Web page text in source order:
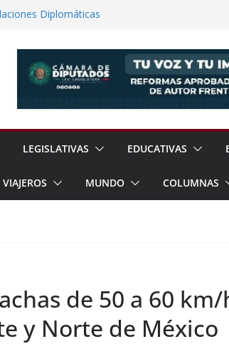
Diplomáticas
Detenciones y
LEGISLATIVAS EDUCATIVAS
VIAJEROS MUNDO COLUMNAS
de 50 a 60 km/
y Norte de México